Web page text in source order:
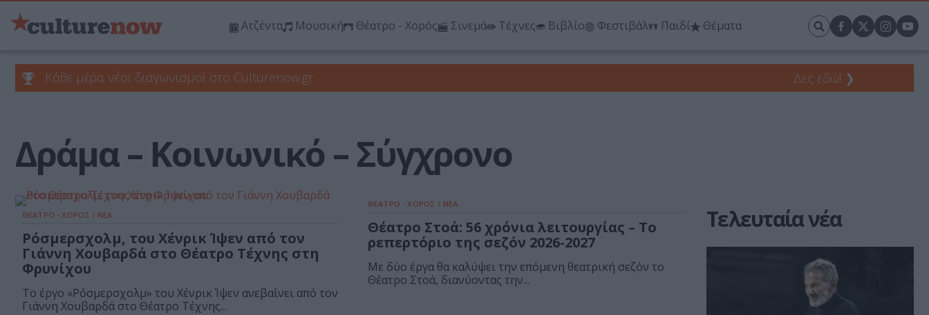
Ατζέντα Μουσική Θέατρο - Χορός Σινεμά Τέχνες Βιβλίο Φεστιβάλ Παιδί Θέματα
Κάθε μέρα νέοι διαγωνισμοί στο Culturenow.gr Δες εδώ! ❯
Δράμα – Κοινωνικό – Σύγχρονο
ΘΕΑΤΡΟ - ΧΟΡΟΣ / ΝΕΑ
Ρόσμερσχολμ, του Χένρικ Ίψεν από τον
Γιάννη Χουβαρδά στο Θέατρο Τέχνης στη
Φρυνίχου
Το έργο «Ρόσμερσχολμ» του Χένρικ Ίψεν ανεβαίνει από τον
Γιάννη Χουβαρδά στο Θέατρο Τέχνης...
ΘΕΑΤΡΟ - ΧΟΡΟΣ / ΝΕΑ
Θέατρο Στοά: 56 χρόνια λειτουργίας – Το
ρεπερτόριο της σεζόν 2026-2027
Με δύο έργα θα καλύψει την επόμενη θεατρική σεζόν το
Θέατρο Στοά, διανύοντας την...
Τελευταία νέα